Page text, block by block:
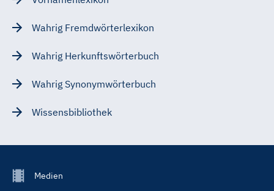
Wahrig Fremdwörterlexikon
Wahrig Herkunftswörterbuch
Wahrig Synonymwörterbuch
Wissensbibliothek
FooterMedien